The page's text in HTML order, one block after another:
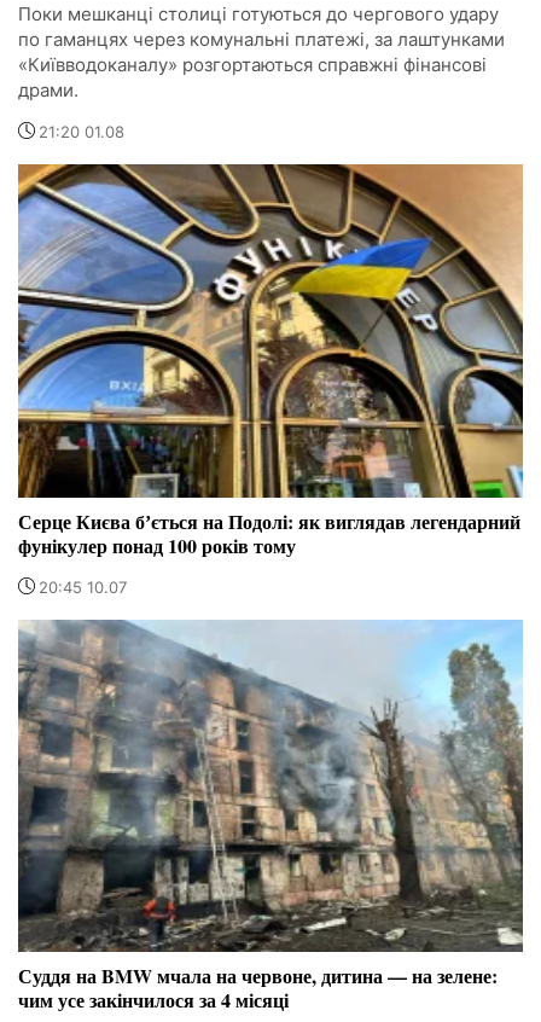
Поки мешканці столиці готуються до чергового удару
по гаманцях через комунальні платежі, за лаштунками
«Київводоканалу» розгортаються справжні фінансові
драми.
21:20 01.08
Серце Києва бʼється на Подолі: як виглядав легендарний
фунікулер понад 100 років тому
20:45 10.07
Суддя на BMW мчала на червоне, дитина — на зелене:
чим усе закінчилося за 4 місяці